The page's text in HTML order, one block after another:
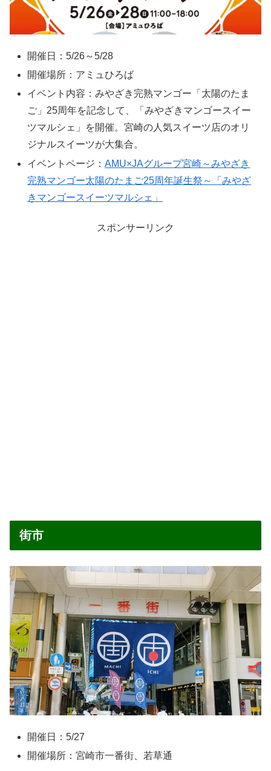
開催日：5/26～5/28
開催場所：アミュひろば
イベント内容：みやざき完熟マンゴー「太陽のたま
ご」25周年を記念して、「みやざきマンゴースイー
ツマルシェ」を開催。宮崎の人気スイーツ店のオリ
ジナルスイーツが大集合。
イベントページ：AMU×JAグループ宮崎～みやざき
完熟マンゴー太陽のたまご25周年誕生祭～「みやざ
きマンゴースイーツマルシェ」
スポンサーリンク
街市
開催日：5/27
開催場所：宮崎市一番街、若草通